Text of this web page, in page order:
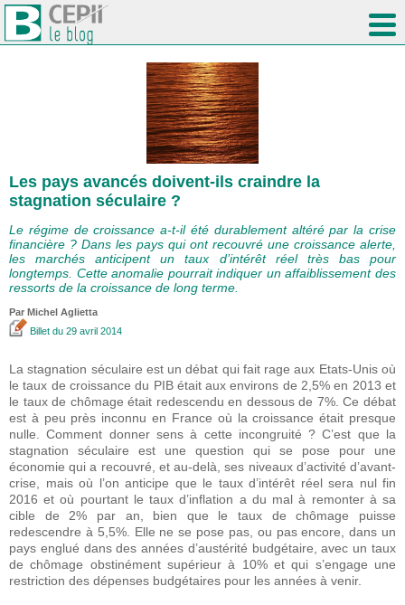
Les pays avancés doivent-ils craindre la
stagnation séculaire ?
Le régime de croissance a-t-il été durablement altéré par la crise
financière ? Dans les pays qui ont recouvré une croissance alerte,
les marchés anticipent un taux d’intérêt réel très bas pour
longtemps. Cette anomalie pourrait indiquer un affaiblissement des
ressorts de la croissance de long terme.
Par Michel Aglietta
Billet du 29 avril 2014
La stagnation séculaire est un débat qui fait rage aux Etats-Unis où
le taux de croissance du PIB était aux environs de 2,5% en 2013 et
le taux de chômage était redescendu en dessous de 7%. Ce débat
est à peu près inconnu en France où la croissance était presque
nulle. Comment donner sens à cette incongruité ? C’est que la
stagnation séculaire est une question qui se pose pour une
économie qui a recouvré, et au-delà, ses niveaux d’activité d’avant-
crise, mais où l’on anticipe que le taux d’intérêt réel sera nul fin
2016 et où pourtant le taux d’inflation a du mal à remonter à sa
cible de 2% par an, bien que le taux de chômage puisse
redescendre à 5,5%. Elle ne se pose pas, ou pas encore, dans un
pays englué dans des années d’austérité budgétaire, avec un taux
de chômage obstinément supérieur à 10% et qui s’engage une
restriction des dépenses budgétaires pour les années à venir.